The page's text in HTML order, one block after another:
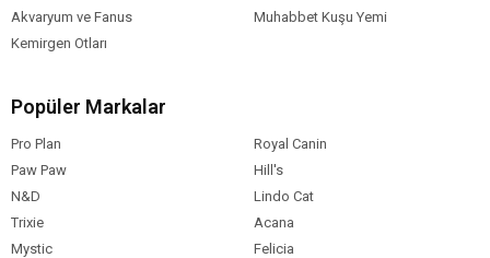
Kedi Maması
İçerik
Paket Boyutu
Kedi Irk Özelliği Tümüne Uygun
Akvaryum ve Fanus
Muhabbet Kuşu Yemi
Kemirgen Otları
Popüler Markalar
Pro Plan
Royal Canin
Paw Paw
Hill's
N&D
Lindo Cat
Trixie
Acana
Mystic
Felicia